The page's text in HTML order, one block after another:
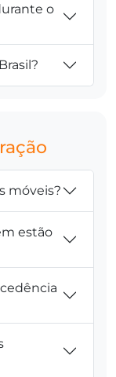
o
móveis?
estão